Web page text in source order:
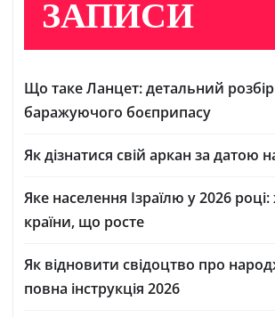
ЗАПИСИ
Що таке Ланцет: детальний розбір
баражуючого боєприпасу
Як дізнатися свій аркан за датою
Яке населення Ізраїлю у 2026
країни, що росте
Як відновити свідоцтво про
повна інструкція 2026